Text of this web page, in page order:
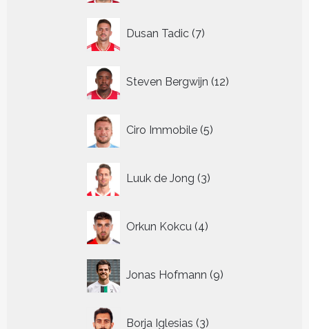
Dusan Tadic 7
producten
Steven Bergwijn 12
producten
Ciro Immobile 5
producten
Luuk de Jong 3
producten
Orkun Kokcu 4
producten
Jonas Hofmann 9
producten
Borja Iglesias 3